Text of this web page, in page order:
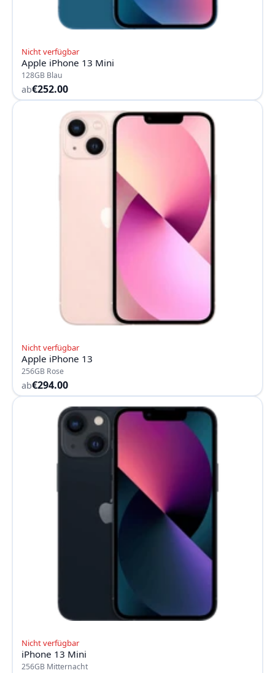
Nicht verfügbar
Apple iPhone 13 Mini
128GB Blau
ab€252.00
Nicht verfügbar
Apple iPhone 13
256GB Rose
ab€294.00
Nicht verfügbar
iPhone 13 Mini
256GB Mitternacht